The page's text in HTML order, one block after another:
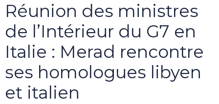
Réunion des ministres
de l’Intérieur du G7 en
Italie : Merad rencontre
ses homologues libyen
et italien